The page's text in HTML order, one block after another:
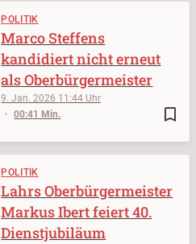
POLITIK
bookmark_border
9. Jan. 2026 11:44
00:41 Min.
Marco Steffens
kandidiert nicht erneut
als Oberbürgermeister
POLITIK
Lahrs Oberbürgermeister
Markus Ibert feiert 40.
Dienstjubiläum